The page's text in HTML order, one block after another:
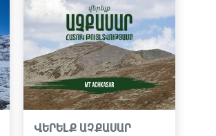
ՎԵՐԵԼՔ ԱՉՔԱՍԱՐ